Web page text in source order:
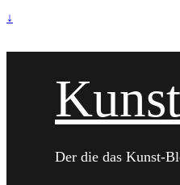
↓
Der die das Kunst-